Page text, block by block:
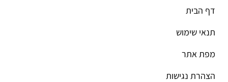
דף הבית
תנאי שימוש
מפת אתר
הצהרת נגישות